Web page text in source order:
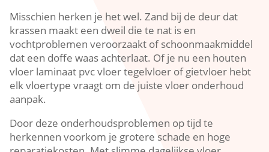
Misschien herken je het wel.​ Zand bij de deur dat
krassen maakt een dweil die te nat is en
vochtproblemen veroorzaakt of schoonmaakmiddel
dat een doffe waas achterlaat.​ Of je nu een houten
vloer laminaat pvc vloer tegelvloer of gietvloer hebt
elk vloertype vraagt om de juiste vloer onderhoud
aanpak.​
Door deze onderhoudsproblemen op tijd te
herkennen voorkom je grotere schade en hoge